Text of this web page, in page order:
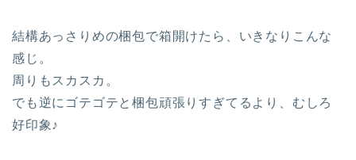
結構あっさりめの梱包で箱開けたら、いきなりこんな
感じ。
周りもスカスカ。
でも逆にゴテゴテと梱包頑張りすぎてるより、むしろ
好印象♪